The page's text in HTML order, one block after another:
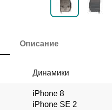
Описание
Динамики
iPhone 8
iPhone SE 2